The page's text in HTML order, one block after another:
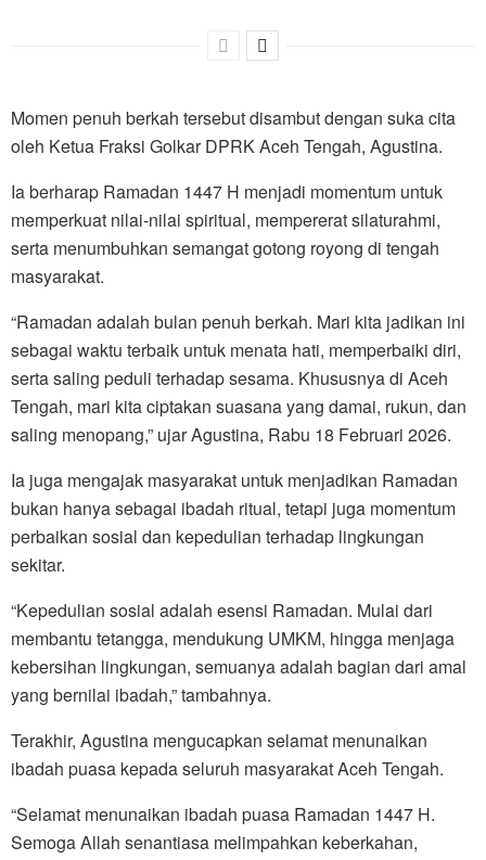
Momen penuh berkah tersebut disambut dengan suka cita
oleh Ketua Fraksi Golkar DPRK Aceh Tengah, Agustina.
Ia berharap Ramadan 1447 H menjadi momentum untuk
memperkuat nilai-nilai spiritual, mempererat silaturahmi,
serta menumbuhkan semangat gotong royong di tengah
masyarakat.
“Ramadan adalah bulan penuh berkah. Mari kita jadikan ini
sebagai waktu terbaik untuk menata hati, memperbaiki diri,
serta saling peduli terhadap sesama. Khususnya di Aceh
Tengah, mari kita ciptakan suasana yang damai, rukun, dan
saling menopang,” ujar Agustina, Rabu 18 Februari 2026.
Ia juga mengajak masyarakat untuk menjadikan Ramadan
bukan hanya sebagai ibadah ritual, tetapi juga momentum
perbaikan sosial dan kepedulian terhadap lingkungan
sekitar.
“Kepedulian sosial adalah esensi Ramadan. Mulai dari
membantu tetangga, mendukung UMKM, hingga menjaga
kebersihan lingkungan, semuanya adalah bagian dari amal
yang bernilai ibadah,” tambahnya.
Terakhir, Agustina mengucapkan selamat menunaikan
ibadah puasa kepada seluruh masyarakat Aceh Tengah.
“Selamat menunaikan ibadah puasa Ramadan 1447 H.
Semoga Allah senantiasa melimpahkan keberkahan,